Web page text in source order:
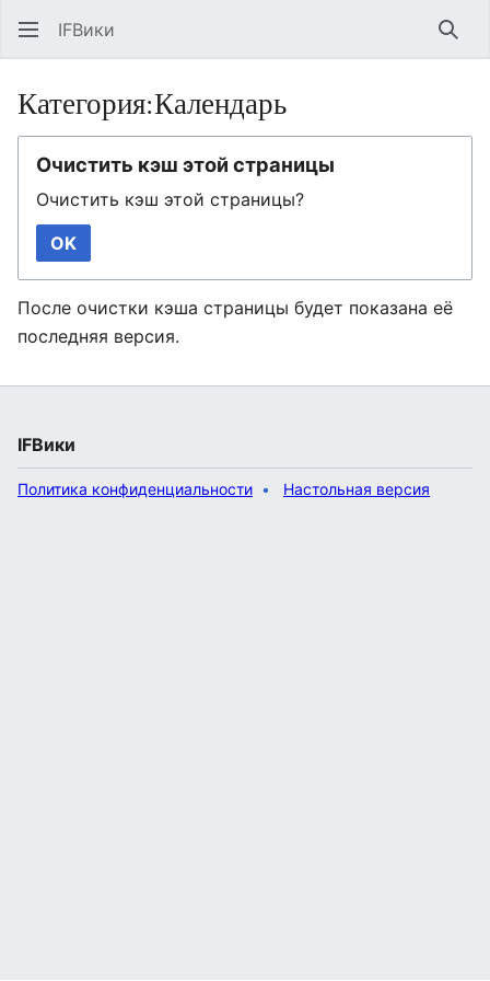
IFВики
Категория:Календарь
Очистить кэш этой страницы
Очистить кэш этой страницы?
OK
После очистки кэша страницы будет показана её
последняя версия.
IFВики
Политика конфиденциальности Настольная версия